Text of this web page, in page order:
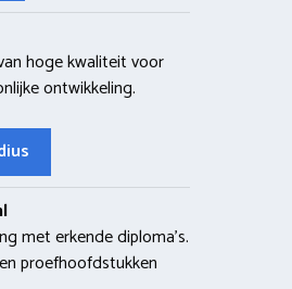
hoge kwaliteit voor
ontwikkeling.
met erkende diploma’s.
proefhoofdstukken